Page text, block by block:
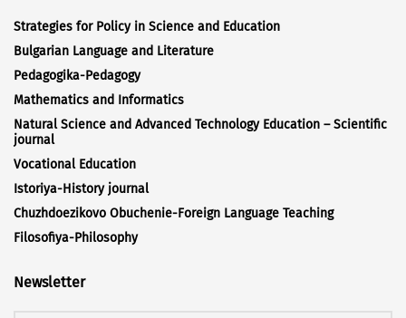
Strategies for Policy in Science and Education
Bulgarian Language and Literature
Pedagogika-Pedagogy
Mathematics and Informatics
Natural Science and Advanced Technology Education – Scientific
journal
Vocational Education
Istoriya-History journal
Chuzhdoezikovo Obuchenie-Foreign Language Teaching
Filosofiya-Philosophy
Newsletter